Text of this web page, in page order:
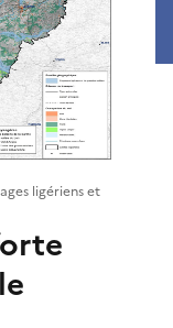
ligériens et